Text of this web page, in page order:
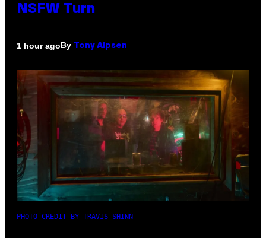
NSFW Turn
1 hour agoBy Tony Alpsen
PHOTO CREDIT BY TRAVIS SHINN